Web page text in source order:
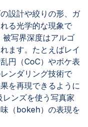
設計や絞りの形、ガ
る光学的な現象で
写界深度はアルゴ
ます。たとえばレイ
円（CoC）やボケ表
ンダリング技術で
を再現できるように
ンズを使う写真家
（bokeh）の表現を